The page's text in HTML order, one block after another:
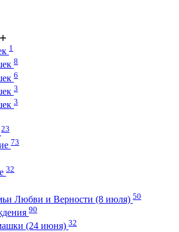
1
8
6
3
3
23
73
32
Любви и Верности (8 июля) 50
90
(24 июня) 32